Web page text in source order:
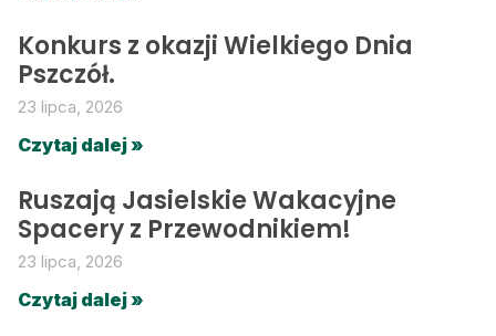
Konkurs z okazji Wielkiego Dnia
Pszczół.
23 lipca, 2026
Czytaj dalej »
Ruszają Jasielskie Wakacyjne
Spacery z Przewodnikiem!
23 lipca, 2026
Czytaj dalej »